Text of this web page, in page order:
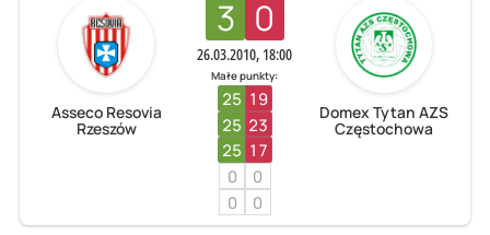
Asseco Resovia
Rzeszów
3 0
26.03.2010, 18:00
Małe punkty:
25 19
25 23
25 17
0
0
0
0
Domex Tytan AZS
Częstochowa